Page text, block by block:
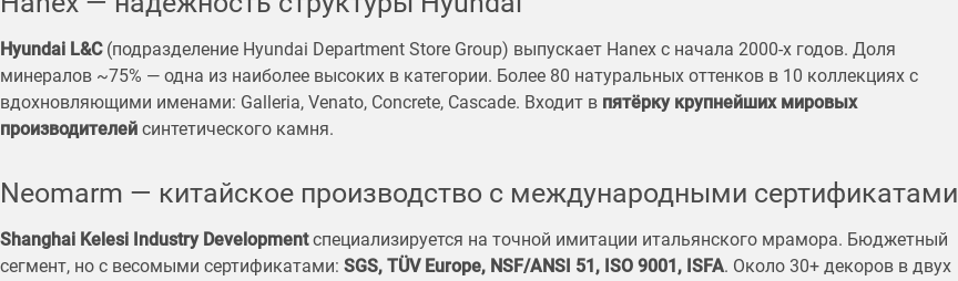
Hyundai L&C(подразделение Hyundai Department Store Group) выпускает Hanex с начала 2000-х годов. Доля
минералов ~75% — одна из наиболее высоких в категории. Более 80 натуральных оттенков в 10 коллекциях с
вдохновляющими именами: Galleria, Venato, Concrete, Cascade. Входит в пятёрку крупнейших мировых
производителей синтетического камня.
Neomarm — китайское производство с международными сертификатами
Shanghai Kelesi Industry Developmentспециализируется на точной имитации итальянского мрамора. Бюджетный
сегмент, но с весомыми сертификатами: SGS, TÜV Europe, NSF/ANSI 51, ISO 9001, ISFA. Около 30+ декоров в двух